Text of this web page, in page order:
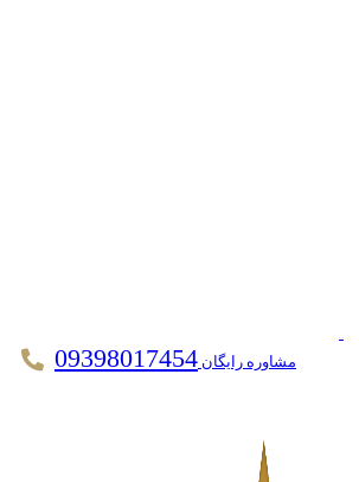
مشاوره رایگان09398017454